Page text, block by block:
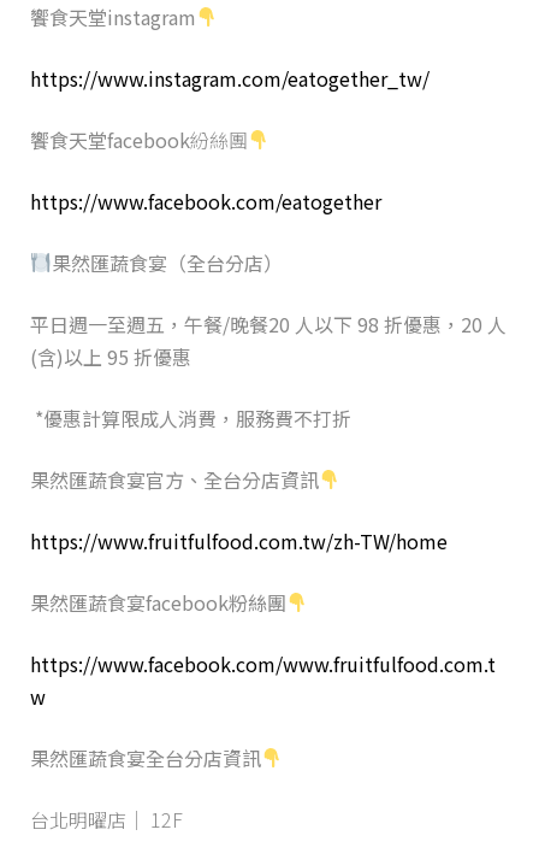
饗食天堂instagram
https://www.instagram.com/eatogether_tw/
饗食天堂facebook紛絲團
https://www.facebook.com/eatogether
果然匯蔬食宴（全台分店）
平日週一至週五，午餐/晚餐20 人以下 98 折優惠，20 人
(含)以上 95 折優惠
*優惠計算限成人消費，服務費不打折
果然匯蔬食宴官方、全台分店資訊
https://www.fruitfulfood.com.tw/zh-TW/home
果然匯蔬食宴facebook粉絲團
https://www.facebook.com/www.fruitfulfood.com.t
w
果然匯蔬食宴全台分店資訊
台北明曜店｜ 12F